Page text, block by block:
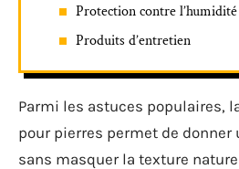
Protection contre l’humidité
Produits d’entretien
Parmi les astuces populaires,
pour pierres permet de donner
sans masquer la texture